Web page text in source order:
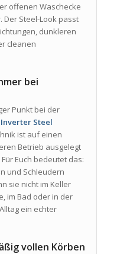
offenen Waschecke
Der Steel-Look passt
dunkleren
cleanen
bei
Punkt bei der
Inverter Steel
ist auf einen
Betrieb ausgelegt
Euch bedeutet das:
und Schleudern
sie nicht im Keller
im Bad oder in der
ein echter
vollen Körben